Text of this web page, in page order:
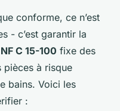
conforme, ce n’est
- c’est garantir la
NF C 15-100 fixe des
pièces à risque
bains. Voici les
: